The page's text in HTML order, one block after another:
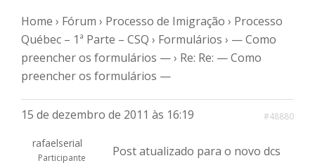
Home › Fórum › Processo de Imigração › Processo
Québec – 1ª Parte – CSQ › Formulários › — Como
preencher os formulários —› Re: Re: — Como
preencher os formulários —
15 de dezembro de 2011 às 16:19 #48880
rafaelserial
Participante
Post atualizado para o novo dcs